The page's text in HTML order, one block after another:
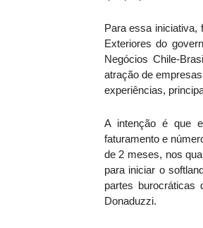
Para essa
Exteriores do
Negócios Chile-
atração de
experiências,
A intenção é que
faturamento e
de 2 meses, nos
para iniciar o
partes burocráticas
Donaduzzi.